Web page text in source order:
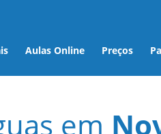
Aulas Online Preços
em